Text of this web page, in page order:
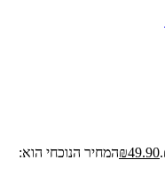
₪49.90
המחיר הנוכחי הוא: